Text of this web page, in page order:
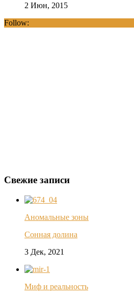
2 Июн, 2015
Follow:
Свежие записи
Аномальные зоны
Сонная долина
3 Дек, 2021
Миф и реальность